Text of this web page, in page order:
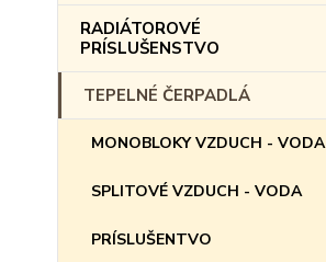
RADIÁTOROVÉ
PRÍSLUŠENSTVO
TEPELNÉ ČERPADLÁ
MONOBLOKY VZDUCH - VODA
SPLITOVÉ VZDUCH - VODA
PRÍSLUŠENTVO